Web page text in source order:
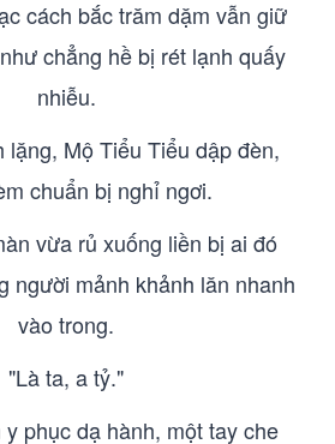
cách bắc trăm dặm vẫn giữ
chẳng hề bị rét lạnh quấy
nhiễu.
Mộ Tiểu Tiểu dập đèn,
chuẩn bị nghỉ ngơi.
vừa rủ xuống liền bị ai đó
người mảnh khảnh lăn nhanh
vào trong.
"Là ta, a tỷ."
phục dạ hành, một tay che